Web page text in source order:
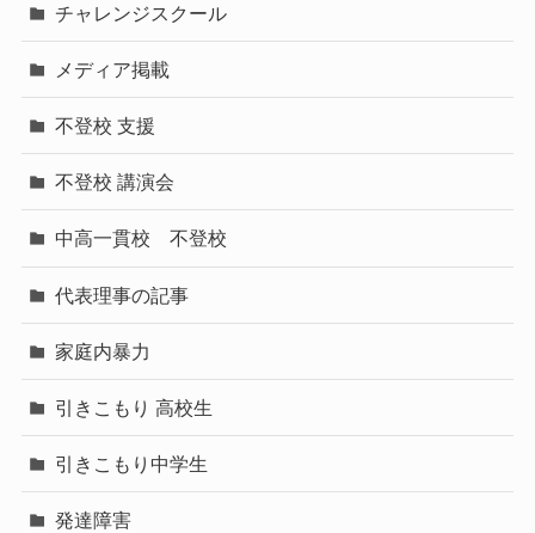
チャレンジスクール
メディア掲載
不登校 支援
不登校 講演会
中高一貫校 不登校
代表理事の記事
家庭内暴力
引きこもり 高校生
引きこもり中学生
発達障害